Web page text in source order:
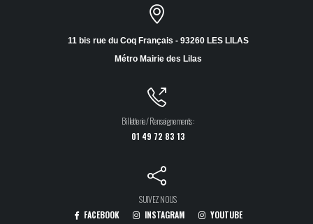
11 bis rue du Coq Français - 93260 LES LILAS
Métro Mairie des Lilas
Billetterie / Renseignements :
01 49 72 83 13
SUIVEZ NOUS
FACEBOOK
INSTAGRAM YOUTUBE